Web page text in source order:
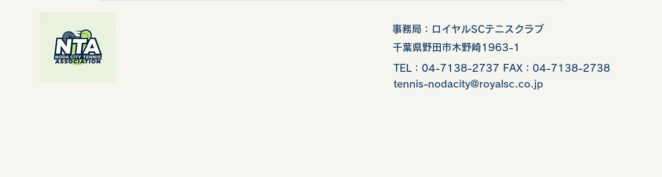
事務局：​ロイヤルSCテニスクラブ
千葉県野田市木野崎1963-1
TEL：04-7138-2737 FAX：04-7138-2738
tennis-nodacity@royalsc.co.jp